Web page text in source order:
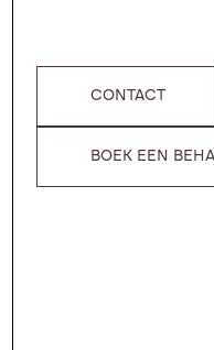
CONTACT
BOEK EEN